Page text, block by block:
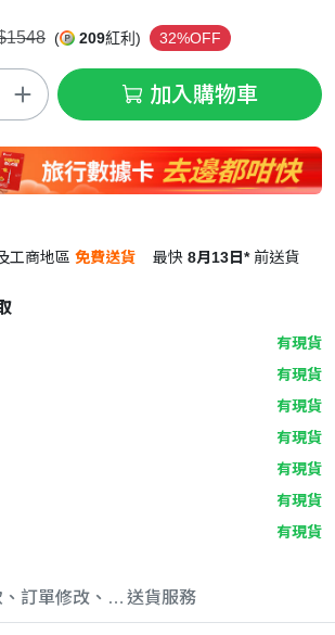
( 209紅利) 32%OFF
加入購物車
工商地區 免費送貨 最快 8月13日* 前送貨
有現貨
有現貨
有現貨
有現貨
有現貨
有現貨
有現貨
訂單修改、取消與退款政策
送貨服務